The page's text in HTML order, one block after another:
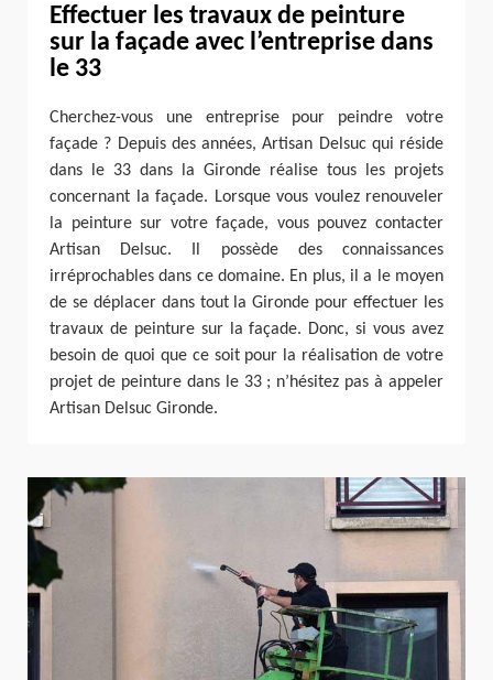
Effectuer les travaux de peinture
sur la façade avec l’entreprise dans
le 33
Cherchez-vous une entreprise pour peindre votre
façade ? Depuis des années, Artisan Delsuc qui réside
dans le 33 dans la Gironde réalise tous les projets
concernant la façade. Lorsque vous voulez renouveler
la peinture sur votre façade, vous pouvez contacter
Artisan Delsuc. Il possède des connaissances
irréprochables dans ce domaine. En plus, il a le moyen
de se déplacer dans tout la Gironde pour effectuer les
travaux de peinture sur la façade. Donc, si vous avez
besoin de quoi que ce soit pour la réalisation de votre
projet de peinture dans le 33 ; n’hésitez pas à appeler
Artisan Delsuc Gironde.